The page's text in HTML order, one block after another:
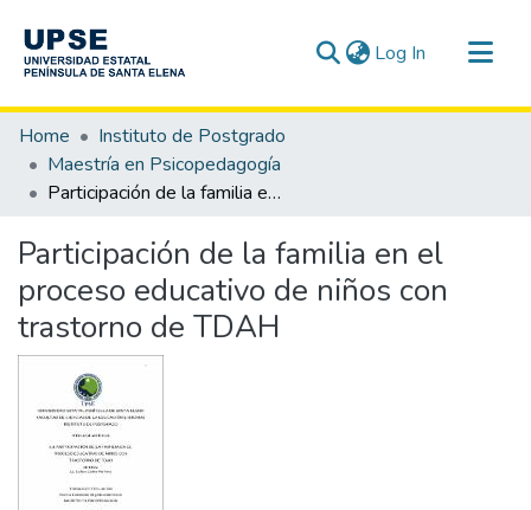
Log In (current)
Communities & Collections
All of DSpace
Statistics
Home
Instituto de Postgrado
Maestría en Psicopedagogía
Participación de la familia en el proceso educativo de niños con trastorno de TDAH
Participación de la familia en el
proceso educativo de niños con
trastorno de TDAH